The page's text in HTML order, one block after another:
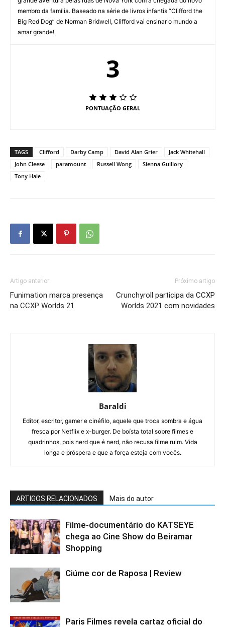
membro da família. Baseado na série de livros infantis “Clifford the
Big Red Dog” de Norman Bridwell, Clifford vai ensinar o mundo a
amar grande!
3
PONTUAÇÃO GERAL
TAGS Clifford Darby Camp David Alan Grier
Jack Whitehall
John Cleese
paramount Russell Wong
Sienna Guillory
Tony Hale
Artigo anterior
Funimation marca presença
na CCXP Worlds 21
Próximo artigo
Crunchyroll participa da CCXP
Worlds 2021 com novidades
Baraldi
Editor, escritor, gamer e cinéfilo, aquele que troca sombra e água
fresca por Netflix e x-burger. De boísta total sobre filmes e
quadrinhos, pois nerd que é nerd, não recusa filme ruim. Vida
longa e próspera e que a força esteja com vocês.
ARTIGOS RELACIONADOS Mais do autor
Filme-documentário do KATSEYE
chega ao Cine Show do Beiramar
Shopping
Ciúme cor de Raposa | Review
Paris Filmes revela cartaz oficial do